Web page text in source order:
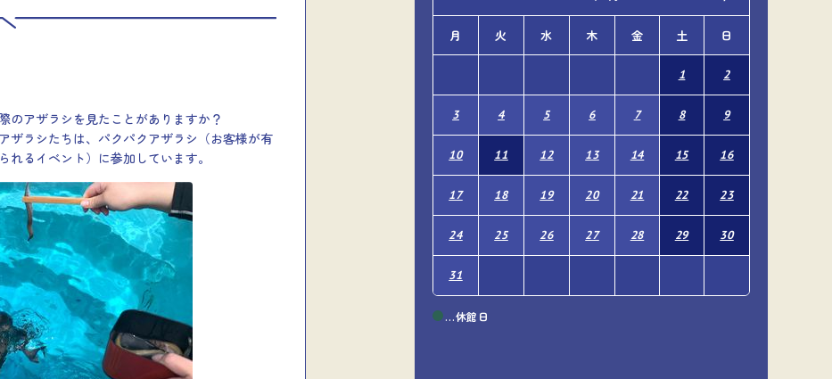
のアザラシを見たことがありますか？
ザラシたちは、パクパクアザラシ（お客様が有
れるイベント）に参加しています。
月 火 水 木 金 土 日
1 2
3 4 5 6 7 8 9
10 11 12 13 14 15 16
17 18 19 20 21 22 23
24 25 26 27 28 29 30
31
…休館日